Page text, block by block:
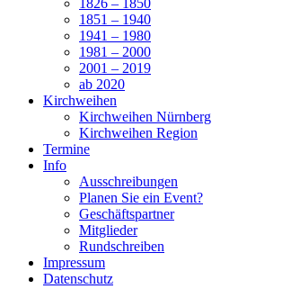
1851 – 1940
1941 – 1980
1981 – 2000
2001 – 2019
ab 2020
Kirchweihen
Kirchweihen Nürnberg
Kirchweihen Region
Termine
Info
Ausschreibungen
Planen Sie ein Event?
Geschäftspartner
Mitglieder
Rundschreiben
Impressum
Datenschutz